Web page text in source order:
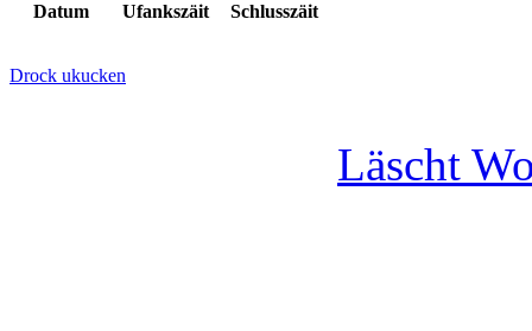
Datum Ufankszäit Schlusszäit
Drock ukucken
Läscht